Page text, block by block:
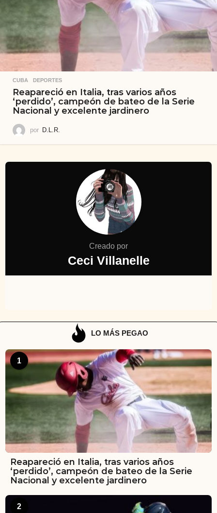
CUBA ,DEPORTES
Reapareció en Italia, tras varios años
‘perdido’, campeón de bateo de la Serie
Nacional y excelente jardinero
por D.L.R.
Creado por
Ceci Villanelle
LO MÁS PEGAO
1
Reapareció en Italia, tras varios años
‘perdido’, campeón de bateo de la Serie
Nacional y excelente jardinero
2